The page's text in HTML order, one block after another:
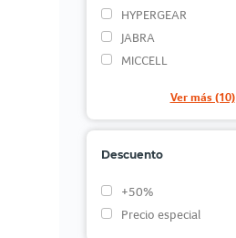
HYPERGEAR
JABRA
MICCELL
Ver más (10)
Descuento
+50%
Precio especial